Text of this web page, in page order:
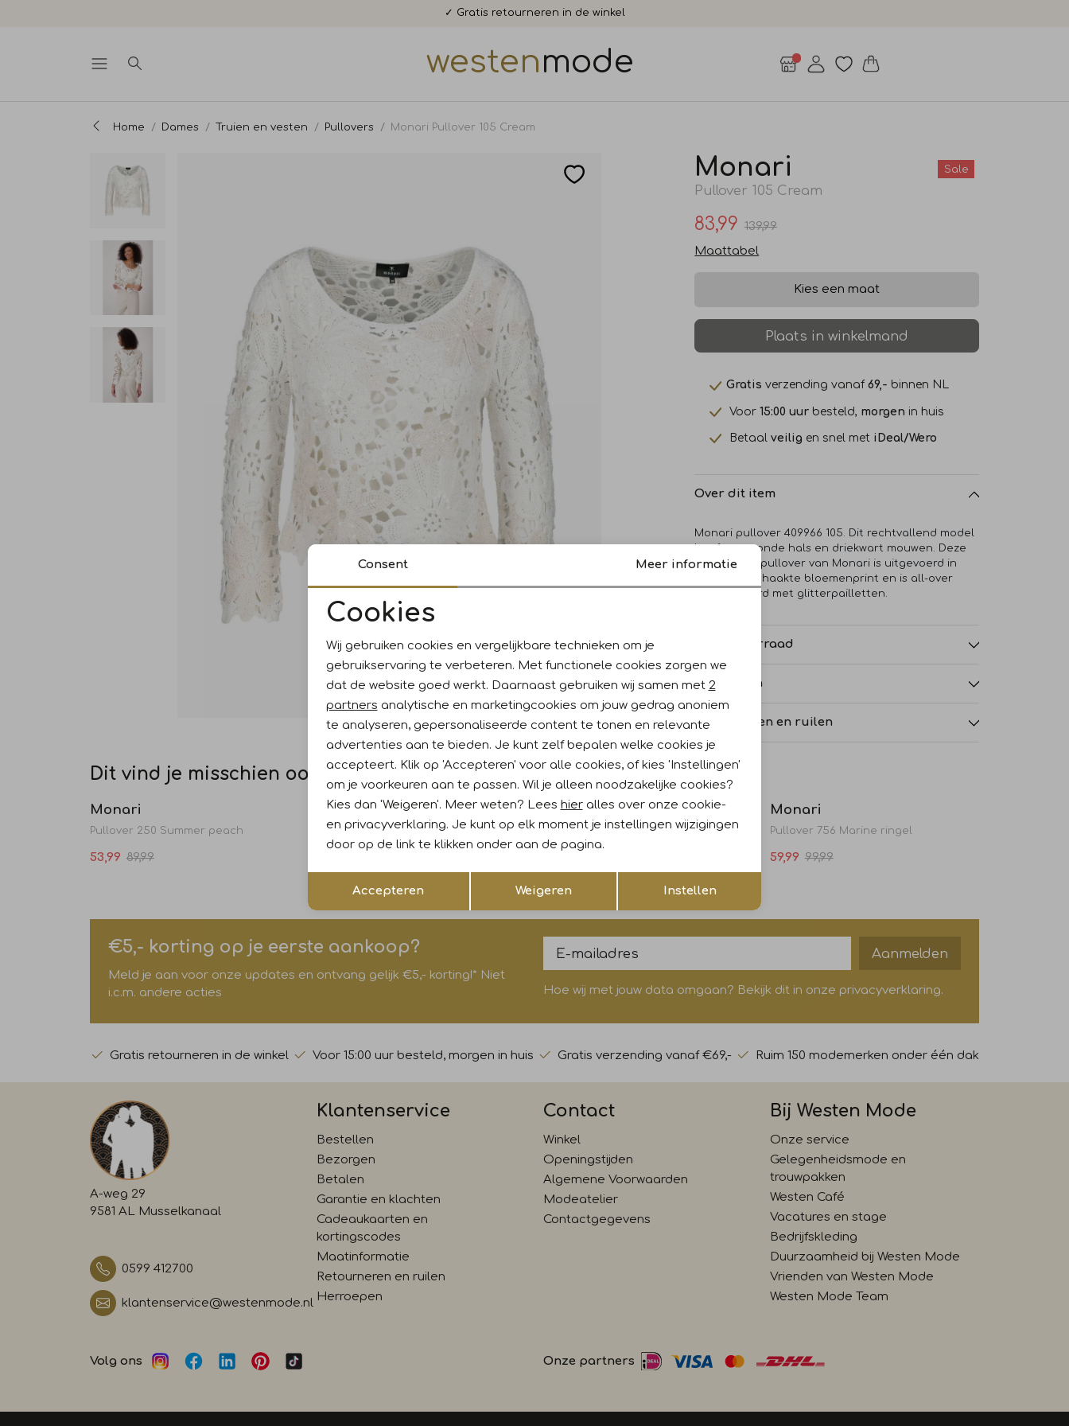
✓ Gratis retourneren in de winkel
westenmode
Home Dames Truien en vesten Pullovers Monari Pullover 105 Cream
Monari
Pullover 105 Cream
Sale
83,99 139,99
Maattabel
Kies een maat
Plaats in winkelmand
Gratis verzending vanaf69,- binnen NL
Voor15:00 uur besteld, morgen in huis
Betaalveilig en snel met iDeal/Wero
Over dit item
Monari pullover 409966 105. Dit rechtvallend model
heeft een ronde hals en driekwart mouwen. Deze
witte/beige pullover van Monari is uitgevoerd in
een opengehaakte bloemenprint en is all-over
gedetailleerd met glitterpailletten.
Winkelvoorraad
Kenmerken
Retourneren en ruilen
Dit vind je misschien ook leuk
Sale
Monari
Pullover 250 Summer peach
53,99 89,99
Sale
Monari
Pullover 523 Mocca
Sale
Monari
Pullover 400 French rose
Monari
Pullover 756 Marine ringel
59,99 99,99
€5,- korting op je eerste aankoop?
Meld je aan voor onze updates en ontvang gelijk €5,- korting!* Niet
i.c.m. andere acties
Aanmelden
Hoe wij met jouw data omgaan? Bekijk dit in onze privacyverklaring.
Gratis retourneren in de winkel Voor 15:00 uur besteld, morgen in huis Gratis verzending vanaf €69,- Ruim 150 modemerken onder één dak
A-weg 29
9581 AL Musselkanaal
0599 412700
klantenservice@westenmode.nl
Klantenservice
Bestellen
Bezorgen
Betalen
Garantie en klachten
Cadeaukaarten en
kortingscodes
Maatinformatie
Retourneren en ruilen
Herroepen
Contact
Winkel
Openingstijden
Algemene Voorwaarden
Modeatelier
Contactgegevens
Bij Westen Mode
Onze service
Gelegenheidsmode en
trouwpakken
Westen Café
Vacatures en stage
Bedrijfskleding
Duurzaamheid bij Westen Mode
Vrienden van Westen Mode
Westen Mode Team
Volg ons Onze partners
Noodzakelijke cookies
Analytische cookies Marketing cookies
Opslaan
Consent Meer informatie
Cookies
Wij gebruiken cookies en vergelijkbare technieken om je
gebruikservaring te verbeteren. Met functionele cookies zorgen we
dat de website goed werkt. Daarnaast gebruiken wij samen met 2
partners analytische en marketingcookies om jouw gedrag anoniem
te analyseren, gepersonaliseerde content te tonen en relevante
advertenties aan te bieden. Je kunt zelf bepalen welke cookies je
accepteert. Klik op 'Accepteren' voor alle cookies, of kies 'Instellingen'
om je voorkeuren aan te passen. Wil je alleen noodzakelijke cookies?
Kies dan 'Weigeren'. Meer weten? Lees hieralles over onze cookie-
en privacyverklaring. Je kunt op elk moment je instellingen wijzigingen
door op de link te klikken onder aan de pagina.
Accepteren Weigeren Instellen